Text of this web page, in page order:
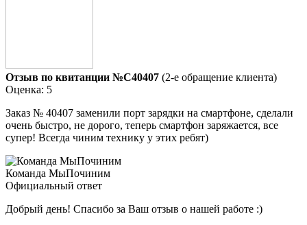
Отзыв по квитанции №C40407 (2-е обращение клиента)
Оценка: 5
Заказ № 40407 заменили порт зарядки на смартфоне, сделали
очень быстро, не дорого, теперь смартфон заряжается, все
супер! Всегда чиним технику у этих ребят)
Команда МыПочиним
Официальный ответ
Добрый день! Спасибо за Ваш отзыв о нашей работе :)